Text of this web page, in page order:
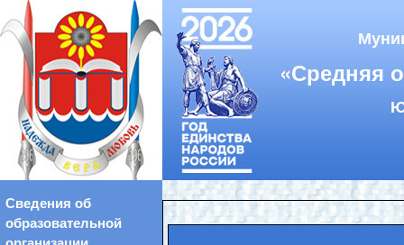
«Средняя
Сведения об
образовательной